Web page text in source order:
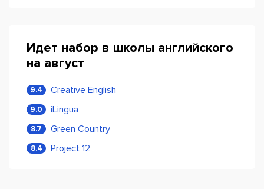
Идет набор в школы английского
на август
9.4 Creative English
9.0 iLingua
8.7 Green Country
8.4 Project 12